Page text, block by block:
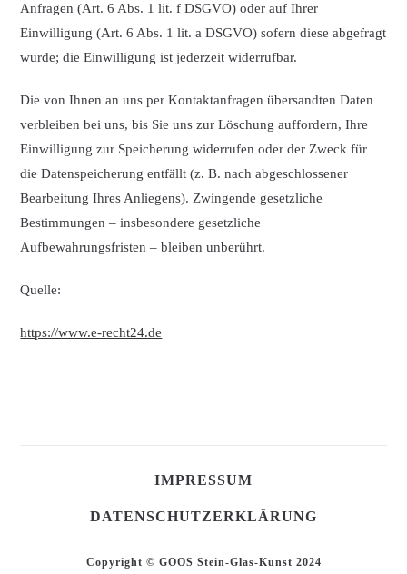
Anfragen (Art. 6 Abs. 1 lit. f DSGVO) oder auf Ihrer
Einwilligung (Art. 6 Abs. 1 lit. a DSGVO) sofern diese abgefragt
wurde; die Einwilligung ist jederzeit widerrufbar.
Die von Ihnen an uns per Kontaktanfragen übersandten Daten
verbleiben bei uns, bis Sie uns zur Löschung auffordern, Ihre
Einwilligung zur Speicherung widerrufen oder der Zweck für
die Datenspeicherung entfällt (z. B. nach abgeschlossener
Bearbeitung Ihres Anliegens). Zwingende gesetzliche
Bestimmungen – insbesondere gesetzliche
Aufbewahrungsfristen – bleiben unberührt.
Quelle:
https://www.e-recht24.de
IMPRESSUM
DATENSCHUTZERKLÄRUNG
Copyright © GOOS Stein-Glas-Kunst 2024